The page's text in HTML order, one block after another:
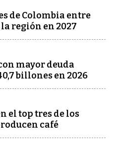
de Colombia entre
región en 2027
mayor deuda
billones en 2026
el top tres de los
café